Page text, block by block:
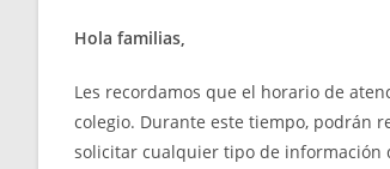
Hola familias,
Les recordamos que el horario de
colegio. Durante este tiempo, podrán
solicitar cualquier tipo de información